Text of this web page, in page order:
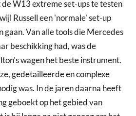
W13 extreme set-ups te testen
Russell een 'normale' set-up
gaan. Van alle tools die Mercedes
beschikking had, was de
wagen het beste instrument.
gedetailleerde en complexe
was. In de jaren daarna heeft
geboekt op het gebied van